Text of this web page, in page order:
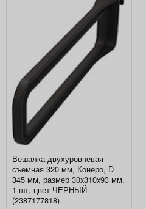
Вешалка двухуровневая
съемная 320 мм, Конеро, D
345 мм, размер 30x310x93 мм,
1 шт, цвет ЧЕРНЫЙ
(2387177818)